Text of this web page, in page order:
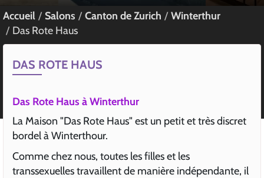
Accueil Salons Canton de Zurich
Winterthur
Das Rote Haus
DAS ROTE HAUS
Das Rote Haus à Winterthur
La Maison "Das Rote Haus" est un petit et très discret
bordel à Winterthour.
Comme chez nous, toutes les filles et les
transsexuelles travaillent de manière indépendante, il